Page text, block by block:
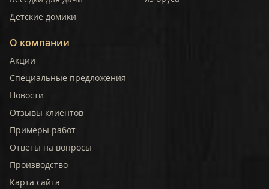
Детские домики
О компании
Акции
Специальные предложения
Новости
Отзывы клиентов
Примеры работ
Ответы на вопросы
Производство
Карта сайта